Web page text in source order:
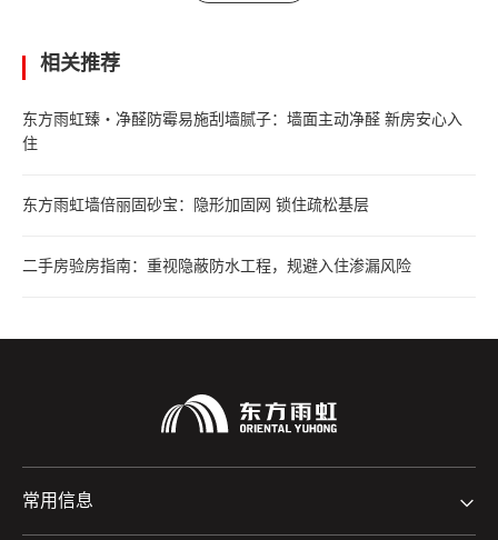
相关推荐
东方雨虹臻・净醛防霉易施刮墙腻子：墙面主动净醛 新房安心入
住
东方雨虹墙倍丽固砂宝：隐形加固网 锁住疏松基层
二手房验房指南：重视隐蔽防水工程，规避入住渗漏风险
常用信息